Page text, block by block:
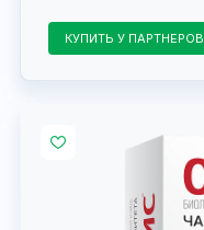
КУПИТЬ У ПАРТНЕРОВ